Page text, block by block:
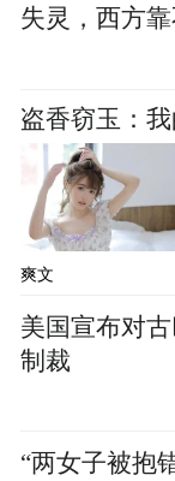
剧情设定打
言 饰）以女
势力。原著
背后的权谋
“扫黑复仇”
携手破局，
失灵，西方
盗香窃玉：
爽文
美国宣布对
制裁
“两女子被抱